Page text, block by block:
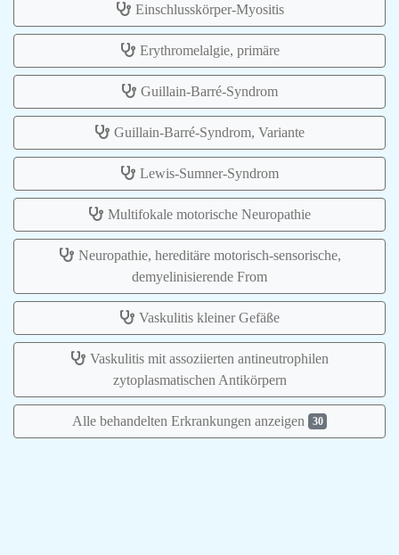
Einschlusskörper-Myositis
Erythromelalgie, primäre
Guillain-Barré-Syndrom
Guillain-Barré-Syndrom, Variante
Lewis-Sumner-Syndrom
Multifokale motorische Neuropathie
Neuropathie, hereditäre motorisch-sensorische,
demyelinisierende From
Vaskulitis kleiner Gefäße
Vaskulitis mit assoziierten antineutrophilen
zytoplasmatischen Antikörpern
Alle behandelten Erkrankungen anzeigen 30